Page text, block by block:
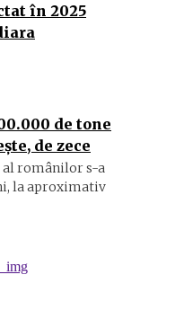
în 2025
de tone
de zece
al ro­mâ­nilor s-a
la aproximativ